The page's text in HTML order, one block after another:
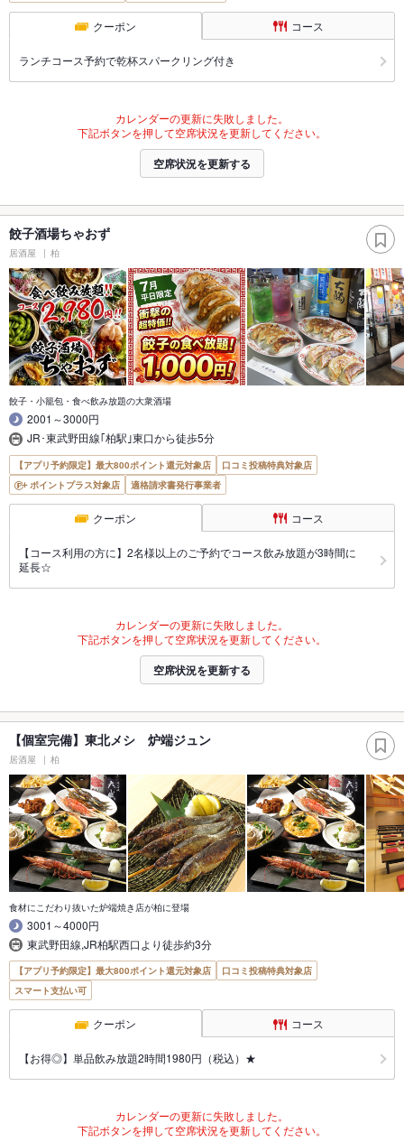
クーポン コース
ランチコース予約で乾杯スパークリング付き
カレンダーの更新に失敗しました。
下記ボタンを押して空席状況を更新してください。
空席状況を更新する
餃子酒場ちゃおず
居酒屋 柏
餃子・小籠包・食べ飲み放題の大衆酒場
2001～3000円
JR･東武野田線｢柏駅｣東口から徒歩5分
【アプリ予約限定】最大800ポイント還元対象店
口コミ投稿特典対象店
ポイントプラス対象店
適格請求書発行事業者
クーポン コース
【コース利用の方に】2名様以上のご予約でコース飲み放題が3時間に
延長☆
カレンダーの更新に失敗しました。
下記ボタンを押して空席状況を更新してください。
空席状況を更新する
【個室完備】東北メシ 炉端ジュン
居酒屋 柏
食材にこだわり抜いた炉端焼き店が柏に登場
3001～4000円
東武野田線,JR柏駅西口より徒歩約3分
【アプリ予約限定】最大800ポイント還元対象店
口コミ投稿特典対象店
スマート支払い可
クーポン コース
【お得◎】単品飲み放題2時間1980円（税込）★
カレンダーの更新に失敗しました。
下記ボタンを押して空席状況を更新してください。